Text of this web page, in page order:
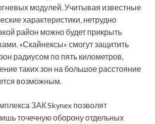
модулей. Учитывая известные
характеристики, нетрудно
район можно будет прикрыть
«Скайнексы» смогут защитить
радиусом по пять километров,
таких зон на большое расстояние
возможным.
ЗАК Skynex позволят
точечную оборону отдельных